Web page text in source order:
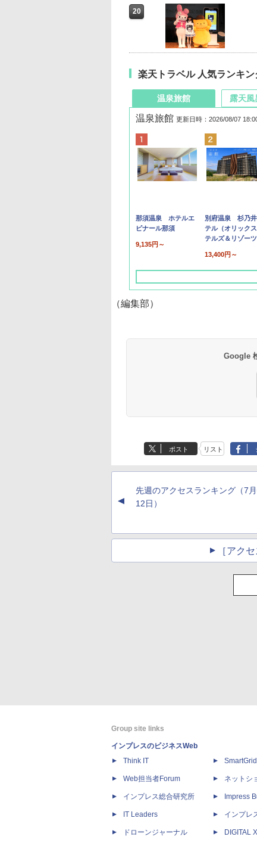
20
楽天トラベル 人気ランキン
温泉旅館
温泉旅館 更新日時：2026/08/07
那須温泉 ホテルエ
ピナール那須
9,135円～
別府温泉 杉乃
テル（オリック
テルズ＆リゾーツ
13,400円～
露天風
海のサウナ＆
7,037円～ 7,980円～
シェラトン・グ
（編集部）
Google
ポスト リスト
▲
先週のアクセスランキング（7
12日）
［アク
Group site links
インプレスのビジネスWeb
Think IT
Web担当者Forum
インプレス総合研究所
IT Leaders
ドローンジャーナル
ネットシ
Impress
インプレ
DIGITAL